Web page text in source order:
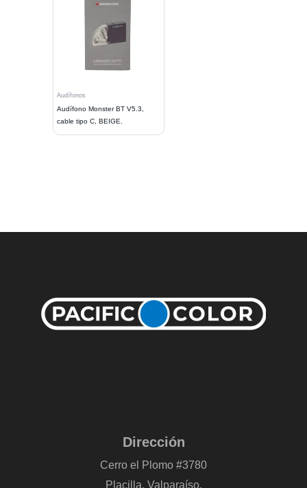
Audífonos
Audífono Monster BT V5.3,
cable tipo C, BEIGE.
Dirección
Cerro el Plomo #3780
Placilla, Valparaíso.